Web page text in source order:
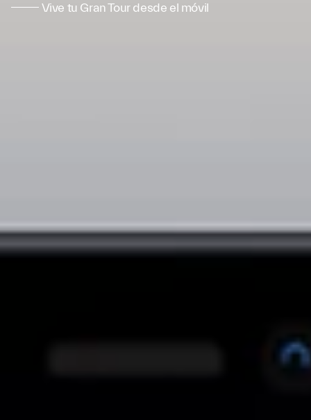
Vive tu Gran Tour desde el móvil